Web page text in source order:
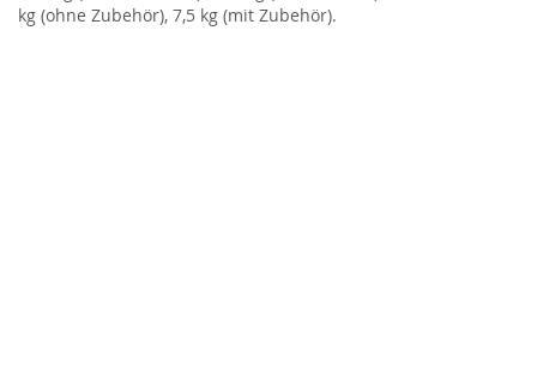
kg (ohne Zubehör), 7,5 kg (mit Zubehör).